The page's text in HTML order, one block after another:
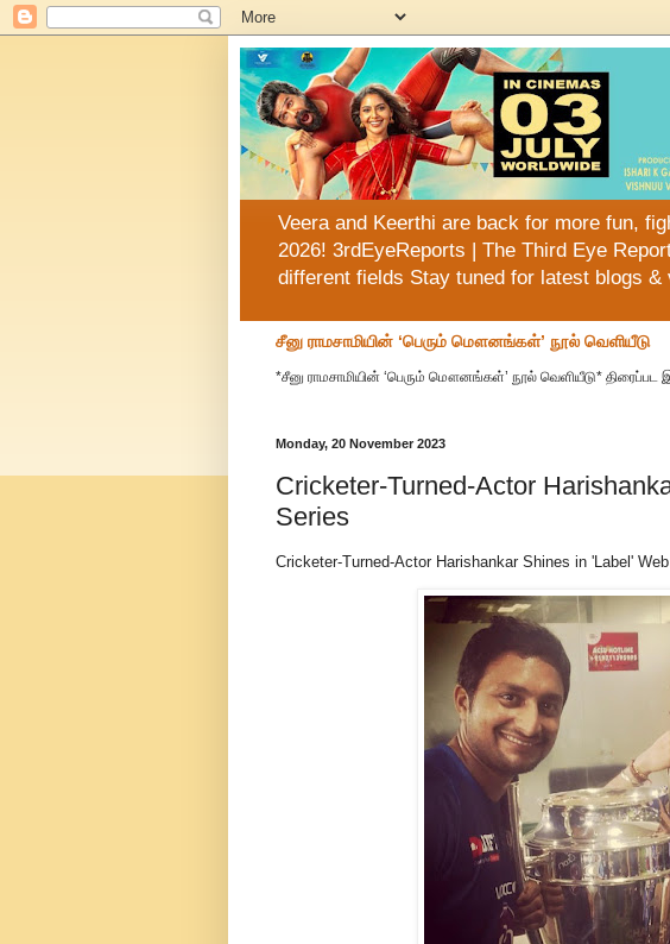
Veera and Keerthi are back for more fun,
2026! 3rdEyeReports | The Third Eye
different fields Stay tuned for latest blogs
சீனு ராமசாமியின் ‘பெரும் மௌனங்கள்’ நூல் வெளியீடு
*சீனு ராமசாமியின் ‘பெரும் மௌனங்கள்’ நூல் வெளியீடு* திரைப்பட
Monday, 20 November 2023
Cricketer-Turned-Actor
Series
Cricketer-Turned-Actor Harishankar Shines in 'Label'